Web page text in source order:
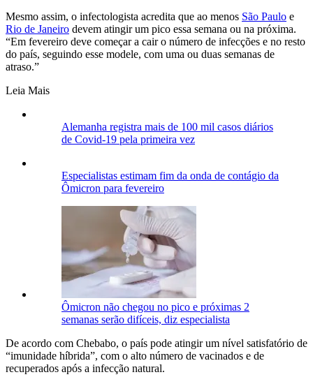
Mesmo assim, o infectologista acredita que ao menos São Paulo e
Rio de Janeiro devem atingir um pico essa semana ou na próxima.
“Em fevereiro deve começar a cair o número de infecções e no resto
do país, seguindo esse modele, com uma ou duas semanas de
atraso.”
Leia Mais
Alemanha registra mais de 100 mil casos diários
de Covid-19 pela primeira vez
Especialistas estimam fim da onda de contágio da
Ômicron para fevereiro
Ômicron não chegou no pico e próximas 2
semanas serão difíceis, diz especialista
De acordo com Chebabo, o país pode atingir um nível satisfatório de
“imunidade híbrida”, com o alto número de vacinados e de
recuperados após a infecção natural.